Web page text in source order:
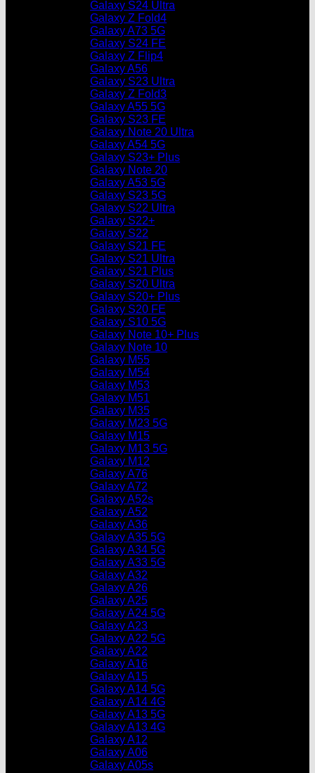
Galaxy S24 Ultra
Galaxy Z Fold4
Galaxy A73 5G
Galaxy S24 FE
Galaxy Z Flip4
Galaxy A56
Galaxy S23 Ultra
Galaxy Z Fold3
Galaxy A55 5G
Galaxy S23 FE
Galaxy Note 20 Ultra
Galaxy A54 5G
Galaxy S23+ Plus
Galaxy Note 20
Galaxy A53 5G
Galaxy S23 5G
Galaxy S22 Ultra
Galaxy S22+
Galaxy S22
Galaxy S21 FE
Galaxy S21 Ultra
Galaxy S21 Plus
Galaxy S20 Ultra
Galaxy S20+ Plus
Galaxy S20 FE
Galaxy S10 5G
Galaxy Note 10+ Plus
Galaxy Note 10
Galaxy M55
Galaxy M54
Galaxy M53
Galaxy M51
Galaxy M35
Galaxy M23 5G
Galaxy M15
Galaxy M13 5G
Galaxy M12
Galaxy A76
Galaxy A72
Galaxy A52s
Galaxy A52
Galaxy A36
Galaxy A35 5G
Galaxy A34 5G
Galaxy A33 5G
Galaxy A32
Galaxy A26
Galaxy A25
Galaxy A24 5G
Galaxy A23
Galaxy A22 5G
Galaxy A22
Galaxy A16
Galaxy A15
Galaxy A14 5G
Galaxy A14 4G
Galaxy A13 5G
Galaxy A13 4G
Galaxy A12
Galaxy A06
Galaxy A05s